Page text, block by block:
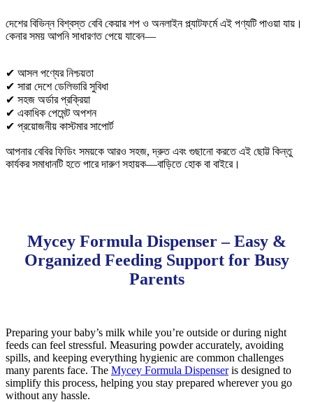
দেশের বিভিন্ন বিশ্বস্ত বেবি কেয়ার শপ ও অনলাইন প্ল্যাটফর্মে এই পণ্যটি পাওয়া যায়।
কেনার সময় আপনি সাধারণত পেয়ে যাবেন—
✔ আসল পণ্যের নিশ্চয়তা
✔ সারা দেশে ডেলিভারি সুবিধা
✔ সহজ অর্ডার প্রক্রিয়া
✔ একাধিক পেমেন্ট অপশন
✔ প্রয়োজনীয় কাস্টমার সাপোর্ট
আপনার বেবির ফিডিং সময়কে আরও সহজ, দ্রুত এবং গুছানো করতে এই ছোট্ট কিন্তু
কার্যকর সমাধানটি হতে পারে দারুণ সহায়ক—বাড়িতে হোক বা বাইরে।
Mycey Formula Dispenser – Easy &
Organized Feeding Support for Busy
Parents
Preparing your baby’s milk while you’re outside or during night
feeds can feel stressful. Measuring powder accurately, avoiding
spills, and keeping everything hygienic are common challenges
many parents face. The Mycey Formula Dispenseris designed to
simplify this process, helping you stay prepared wherever you go
without any hassle.